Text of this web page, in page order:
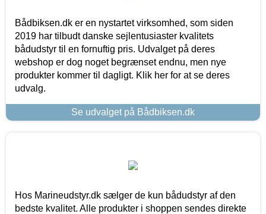
Bådbiksen.dk er en nystartet virksomhed, som siden
2019 har tilbudt danske sejlentusiaster kvalitets
bådudstyr til en fornuftig pris. Udvalget på deres
webshop er dog noget begrænset endnu, men nye
produkter kommer til dagligt. Klik her for at se deres
udvalg.
Se udvalget på Bådbiksen.dk
Hos Marineudstyr.dk sælger de kun bådudstyr af den
bedste kvalitet. Alle produkter i shoppen sendes direkte